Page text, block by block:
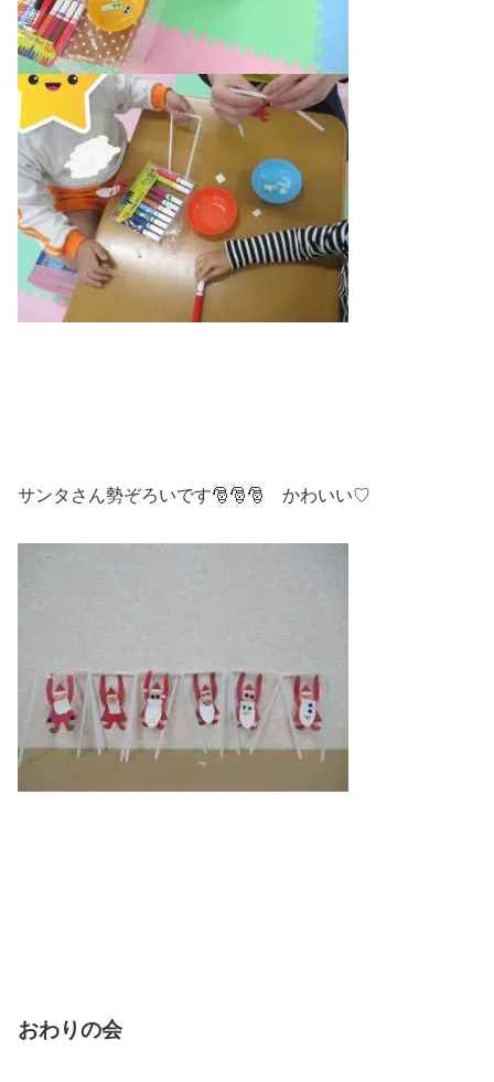
サンタさん勢ぞろいです🎅🎅🎅 かわいい♡
おわりの会